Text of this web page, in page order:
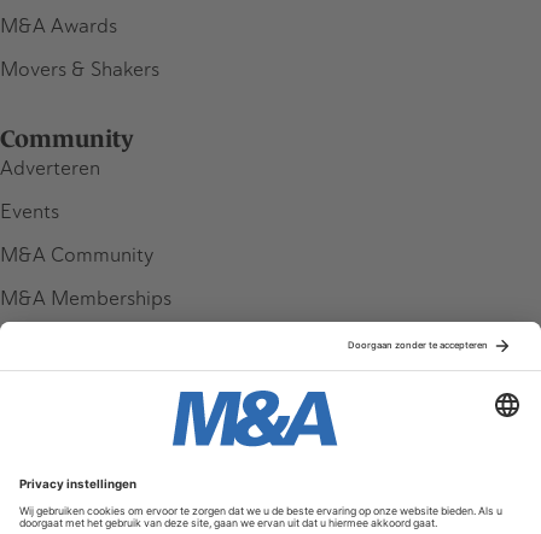
M&A Awards
Movers & Shakers
Community
Adverteren
Events
M&A Community
M&A Memberships
Service & Contact
Contact